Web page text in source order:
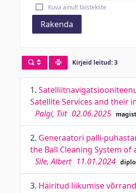
Kuva ainult täistekste
Rakenda
Kirjeid leitud: 3
1.
Satellite Services and their
Palgi, Tiit 02.06.2025
2. Generaatori palli-
the Ball Cleaning System
Sile, Albert 11.01.2024
3. Häiritud liikumise